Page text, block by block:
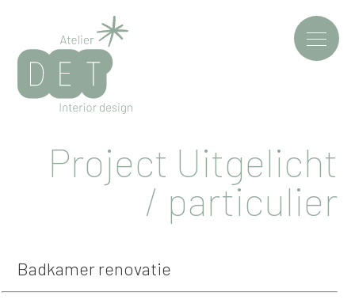
Project Uitgelicht
/ particulier
Badkamer renovatie